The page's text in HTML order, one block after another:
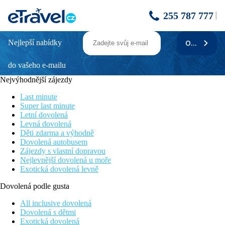
255 787 777
Cape Sienna Phuket Gourmet Hotel and
Villas
Krásné výhledy na moře
Fitness zázemí
Wellness a SPA
Poloha
Hotel Cape Sienna Phuket Gourmet Hotel & Villas se nachází
na západním pobřeží ostrova Phuket, konkrétně v oblasti
Kamala Beach. Hotel stojí na hlavním mysu s výhledem směrem
na moře, což zajišťuje panoramatický výhled na záliv Kamala.
Letiště Phuket je vzdáleno 30 km od hotelu
Popis hotelu
Při příjezdu na hotel budete přivítáni příjemnou obsluhou
recepce, která vám bude k dispozici po celý Váš pobyt. Součástí
hotelu je restaurace s chutnými jídly a bar s alko a nealko nápoji.
Nejlepší nabídky
do vašeho e-mailu
ODEBÍRAT
Nejvýhodnější zájezdy
Last minute
Super last minute
Letní dovolená
Levná dovolená
Děti zdarma a výhodně
Dovolená autobusem
Zájezdy s vlastní dopravou
Nejlevnější dovolená u moře
Exotická dovolená levně
Dovolená podle gusta
All inclusive dovolená
Dovolená s dětmi
Exotická dovolená